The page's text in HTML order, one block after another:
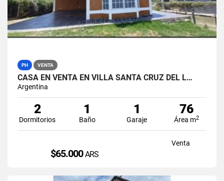
PH VENTA
CASA EN VENTA EN VILLA SANTA CRUZ DEL L…
Argentina
2
Dormitorios
1
Baño
1
Garaje
76
Área m2
Venta
$65.000ARS